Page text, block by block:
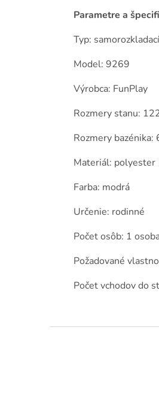
Parametre a
Typ:
Model: 9269
Výrobca: FunPlay
Rozmery stanu:
Rozmery bazénika:
Materiál: polyester
Farba: modrá
Určenie: rodinné
Počet osôb: 1
Požadované
Počet vchodov do